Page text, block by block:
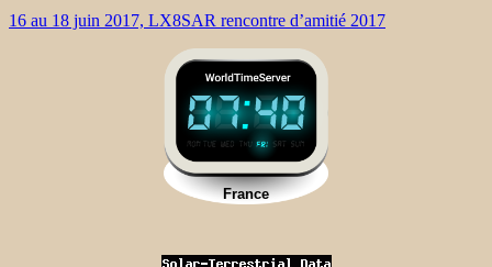
16 au 18 juin 2017, LX8SAR rencontre d’amitié 2017